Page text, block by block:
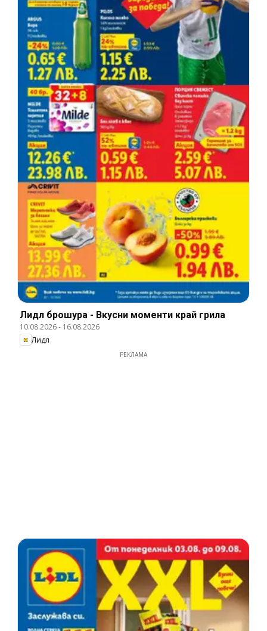
Лидл брошура - Вкусни моменти край грила
10.08.2026- 16.08.2026
Лидл
РЕКЛАМА